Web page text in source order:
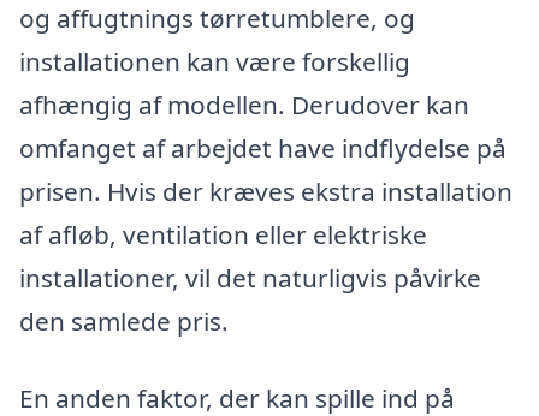
og affugtnings tørretumblere, og
installationen kan være forskellig
afhængig af modellen. Derudover kan
omfanget af arbejdet have indflydelse på
prisen. Hvis der kræves ekstra installation
af afløb, ventilation eller elektriske
installationer, vil det naturligvis påvirke
den samlede pris.
En anden faktor, der kan spille ind på